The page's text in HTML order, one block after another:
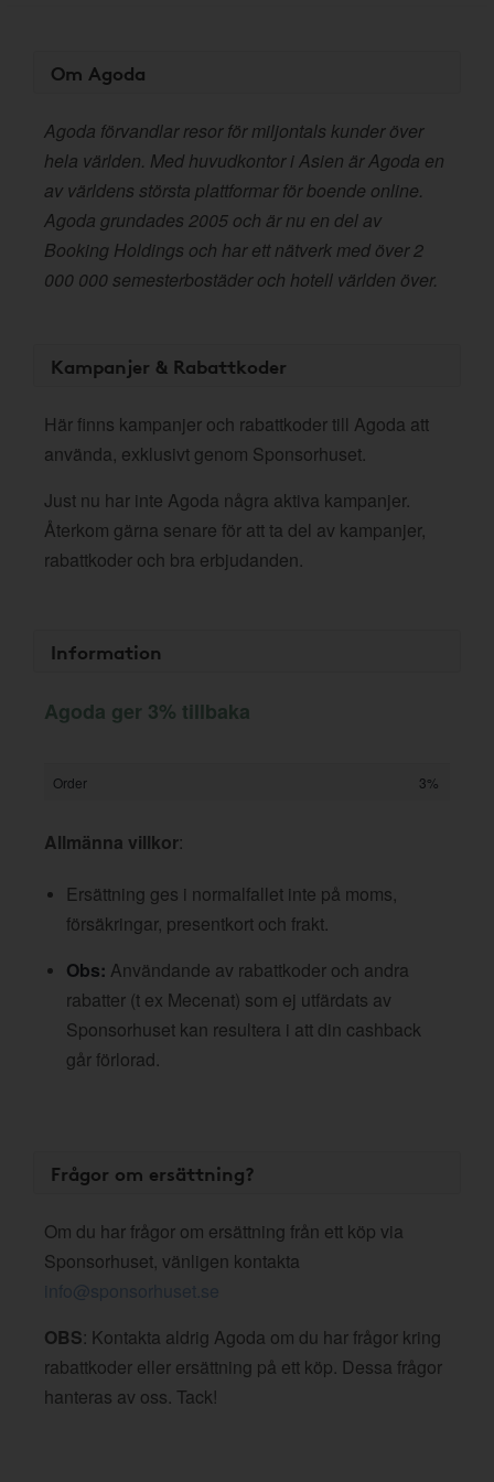
Om Agoda
Agoda förvandlar resor för miljontals kunder över
hela världen. Med huvudkontor i Asien är Agoda en
av världens största plattformar för boende online.
Agoda grundades 2005 och är nu en del av
Booking Holdings och har ett nätverk med över 2
000 000 semesterbostäder och hotell världen över.
Kampanjer & Rabattkoder
Här finns kampanjer och rabattkoder till Agoda att
använda, exklusivt genom Sponsorhuset.
Just nu har inte Agoda några aktiva kampanjer.
Återkom gärna senare för att ta del av kampanjer,
rabattkoder och bra erbjudanden.
Information
Agoda ger 3% tillbaka
Order 3%
Allmänna villkor:
Ersättning ges i normalfallet inte på moms,
försäkringar, presentkort och frakt.
Obs: Användande av rabattkoder och andra
rabatter (t ex Mecenat) som ej utfärdats av
Sponsorhuset kan resultera i att din cashback
går förlorad.
Frågor om ersättning?
Om du har frågor om ersättning från ett köp via
Sponsorhuset, vänligen kontakta
info@sponsorhuset.se
OBS: Kontakta aldrig Agoda om du har frågor kring
rabattkoder eller ersättning på ett köp. Dessa frågor
hanteras av oss. Tack!